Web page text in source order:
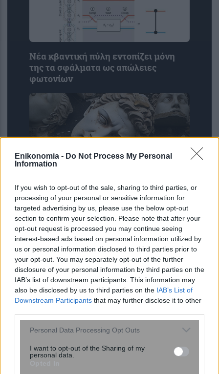
Enikonomia - Do Not Process My Personal
Information
If you wish to opt-out of the sale, sharing to third parties, or
processing of your personal or sensitive information for
targeted advertising by us, please use the below opt-out
section to confirm your selection. Please note that after your
opt-out request is processed you may continue seeing
interest-based ads based on personal information utilized by
us or personal information disclosed to third parties prior to
your opt-out. You may separately opt-out of the further
disclosure of your personal information by third parties on the
IAB’s list of downstream participants. This information may
also be disclosed by us to third parties on the IAB’s List of
Downstream Participants that may further disclose it to other
Please note that this website/app uses one or more Google
not limited to your visit or usage behaviour. You may click to
grant or deny consent to Google and its third-party tags to
Personal Data Processing Opt Outs
I want to opt-out of the Sharing of my
personal data.
Νέα κβαντική πύλη εντοπίζει μόνη
της τα σφάλματα ως απώλειες
φωτονίων
Κουίζ: Πόσο καλά θυμάστε την
ελληνική μυθολογία; Μπορείτε να
απαντήσετε σωστά και στις 3
ερωτήσεις;
περισσότερα